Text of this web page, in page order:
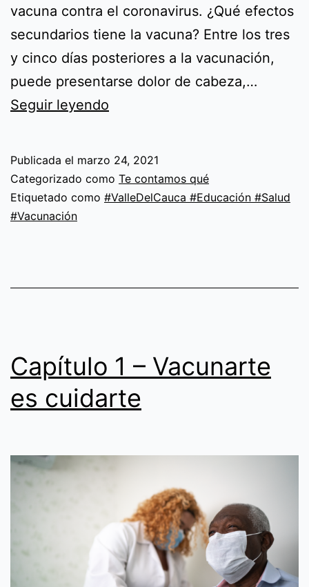
vacuna contra el coronavirus. ¿Qué efectos
secundarios tiene la vacuna? Entre los tres
y cinco días posteriores a la vacunación,
puede presentarse dolor de cabeza,…
Seguir leyendo
Vacunarte
es
Publicada el marzo 24, 2021
Categorizado como Te contamos qué
Etiquetado como #ValleDelCauca #Educación #Salud
#Vacunación
Capítulo 1 – Vacunarte
es cuidarte